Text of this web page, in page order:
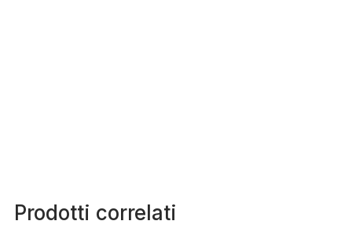
Prodotti correlati